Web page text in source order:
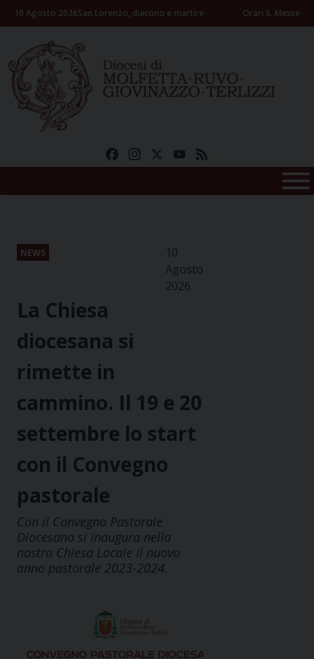
Skip10 Agosto 2026San Lorenzo, diacono e martire Orari S. Messe
FacebookInstagramYouTube
NEWS
10
Agosto
2026
La Chiesa
diocesana si
rimette in
cammino. Il 19 e 20
settembre lo start
con il Convegno
pastorale
Con il Convegno Pastorale
Diocesano si inaugura nella
nostra Chiesa Locale il nuovo
anno pastorale 2023-2024.